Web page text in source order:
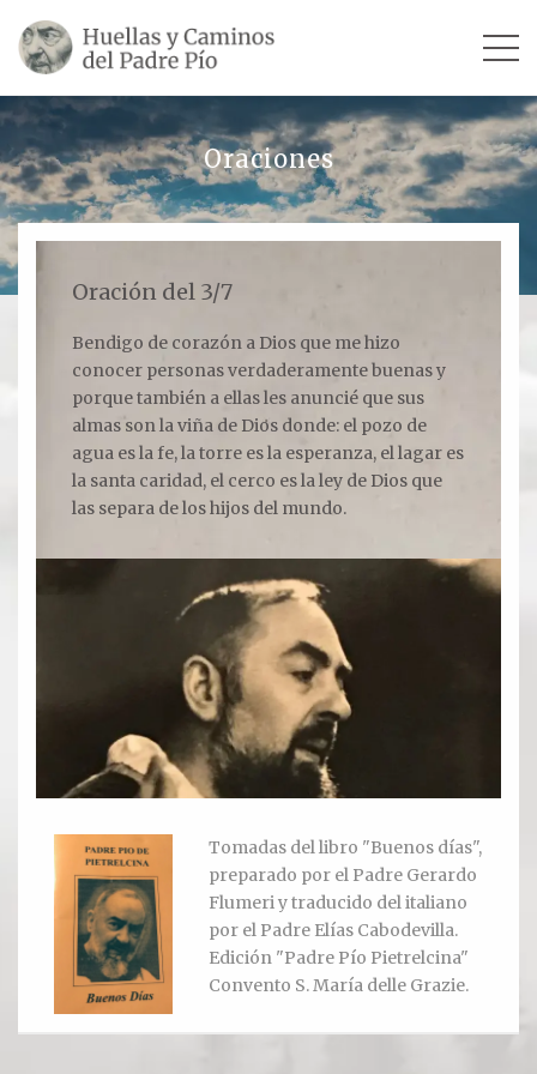
SU VIDA
Escultores
Revista «La Voz del Padre Pío»
Contar mi testimonio
Compartir un lugar
EL MILAGRO
El Milagro
Galería y testimonios
Reliquias
ORACIONES
Oraciones
Oración del 3/7
Bendigo de corazón a Dios que me hizo
conocer personas verdaderamente buenas y
porque también a ellas les anuncié que sus
almas son la viña de Dios donde: el pozo de
agua es la fe, la torre es la esperanza, el lagar es
la santa caridad, el cerco es la ley de Dios que
las separa de los hijos del mundo.
Tomadas del libro "Buenos días",
preparado por el Padre Gerardo
Flumeri y traducido del italiano
por el Padre Elías Cabodevilla.
Edición "Padre Pío Pietrelcina"
Convento S. María delle Grazie.